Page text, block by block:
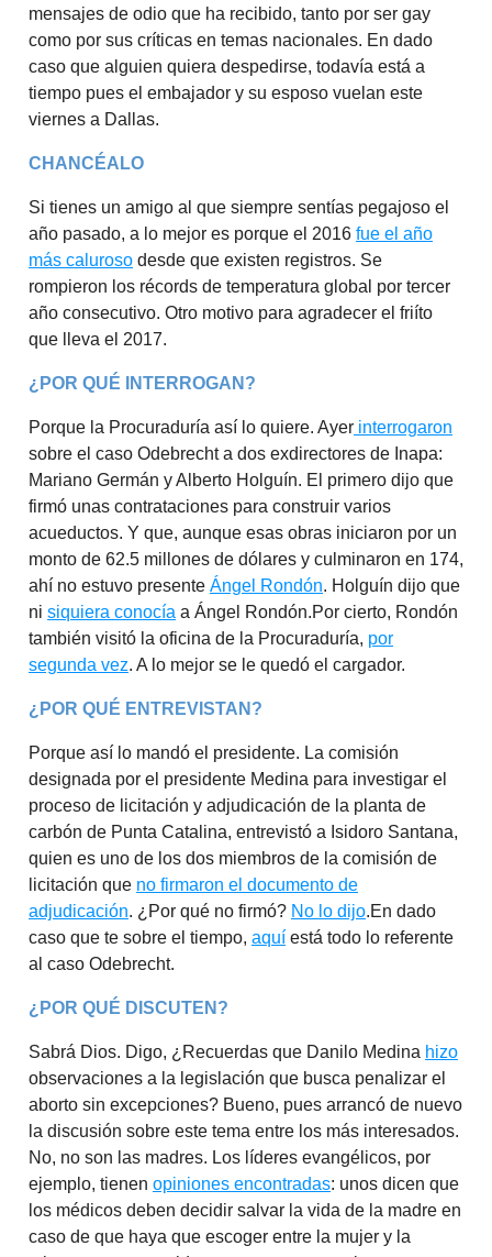
mensajes de odio que ha recibido, tanto por ser gay
como por sus críticas en temas nacionales. En dado
caso que alguien quiera despedirse, todavía está a
tiempo pues el embajador y su esposo vuelan este
viernes a Dallas.
CHANCÉALO
Si tienes un amigo al que siempre sentías pegajoso el
año pasado, a lo mejor es porque el 2016 fue el año
más caluroso desde que existen registros. Se
rompieron los récords de temperatura global por tercer
año consecutivo. Otro motivo para agradecer el friíto
que lleva el 2017.
¿POR QUÉ INTERROGAN?
Porque la Procuraduría así lo quiere. Ayer interrogaron
sobre el caso Odebrecht a dos exdirectores de Inapa:
Mariano Germán y Alberto Holguín. El primero dijo que
firmó unas contrataciones para construir varios
acueductos. Y que, aunque esas obras iniciaron por un
monto de 62.5 millones de dólares y culminaron en 174,
ahí no estuvo presente Ángel Rondón. Holguín dijo que
ni siquiera conocía a Ángel Rondón.Por cierto, Rondón
también visitó la oficina de la Procuraduría, por
segunda vez. A lo mejor se le quedó el cargador.
¿POR QUÉ ENTREVISTAN?
Porque así lo mandó el presidente. La comisión
designada por el presidente Medina para investigar el
proceso de licitación y adjudicación de la planta de
carbón de Punta Catalina, entrevistó a Isidoro Santana,
quien es uno de los dos miembros de la comisión de
licitación que no firmaron el documento de
adjudicación. ¿Por qué no firmó? No lo dijo.En dado
caso que te sobre el tiempo, aquí está todo lo referente
al caso Odebrecht.
¿POR QUÉ DISCUTEN?
Sabrá Dios. Digo, ¿Recuerdas que Danilo Medina hizo
observaciones a la legislación que busca penalizar el
aborto sin excepciones? Bueno, pues arrancó de nuevo
la discusión sobre este tema entre los más interesados.
No, no son las madres. Los líderes evangélicos, por
ejemplo, tienen opiniones encontradas: unos dicen que
los médicos deben decidir salvar la vida de la madre en
caso de que haya que escoger entre la mujer y la